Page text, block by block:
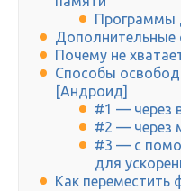
Программы
Дополнительные
Почему не
Способы
[Андроид]
#1 — через
#2 — через
#3 — с
для
Как